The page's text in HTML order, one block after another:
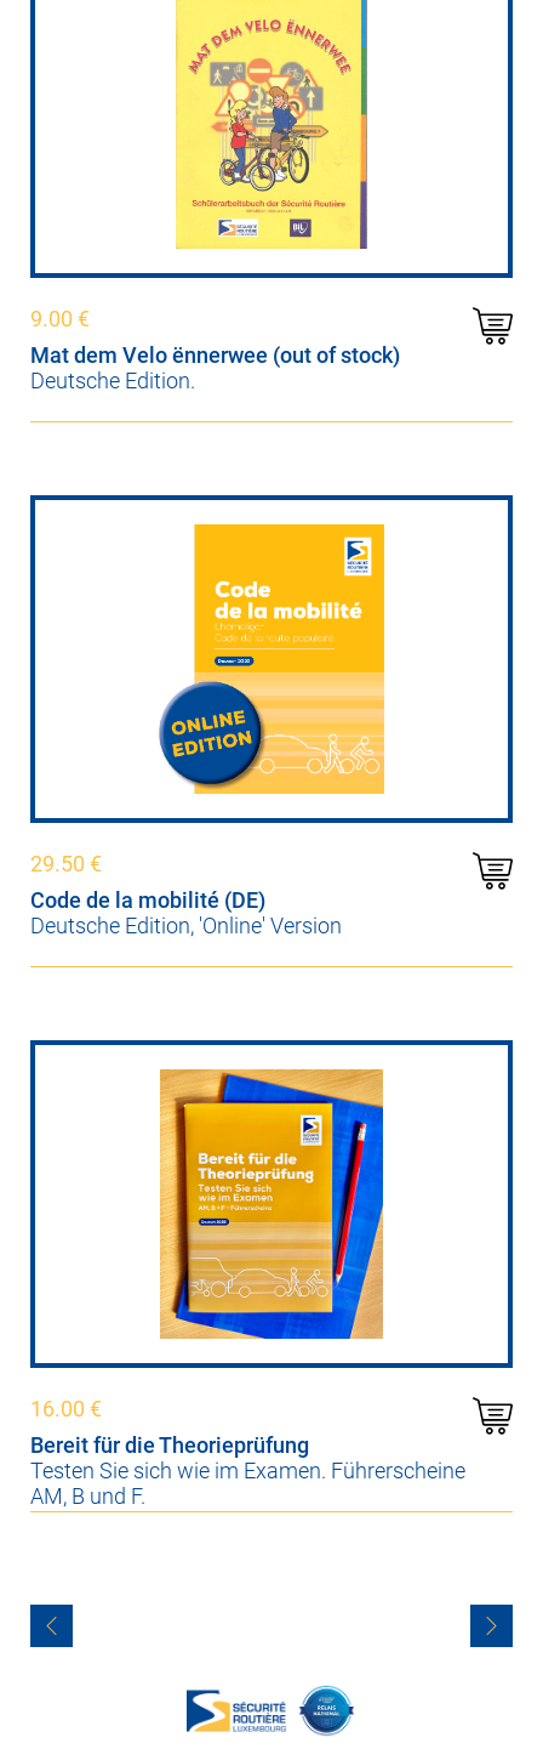
9.00 €
Mat dem Velo ënnerwee (out of stock)
Deutsche Edition.
29.50 €
Code de la mobilité (DE)
Deutsche Edition, 'Online' Version
16.00 €
Bereit für die Theorieprüfung
Testen Sie sich wie im Examen. Führerscheine
AM, B und F.